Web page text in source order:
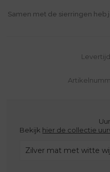
Samen met de sierringen
Bekijk hier de collectie
Zilver mat met witte